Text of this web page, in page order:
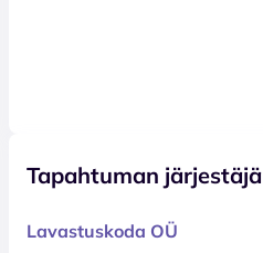
Tapahtuman järjestäjä
Lavastuskoda OÜ